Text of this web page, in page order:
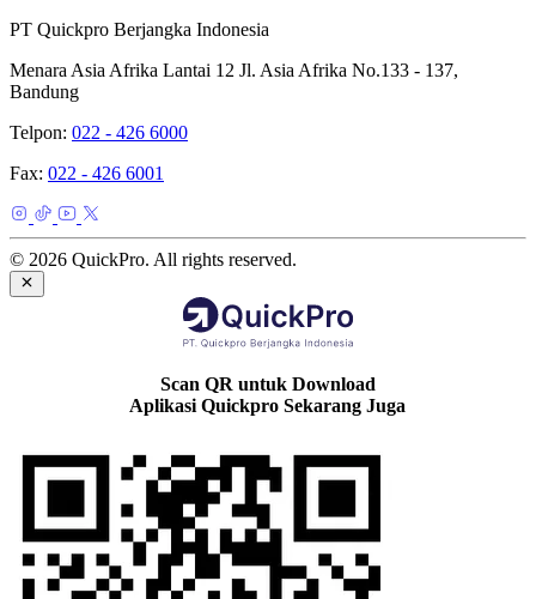
PT Quickpro Berjangka Indonesia
Menara Asia Afrika Lantai 12 Jl. Asia Afrika No.133 - 137,
Bandung
Telpon: 022 - 426 6000
Fax: 022 - 426 6001
© 2026 QuickPro. All rights reserved.
Scan QR untuk Download
Aplikasi Quickpro Sekarang Juga